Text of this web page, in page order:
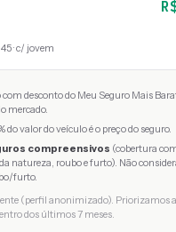
· c/ jovem
com desconto do Meu Seguro Mais
mercado.
do valor do veículo é o preço do seguro.
compreensivos (cobertura
natureza, roubo e furto). Não
furto.
(perfil anonimizado). Priorizamos
dos últimos 7 meses.